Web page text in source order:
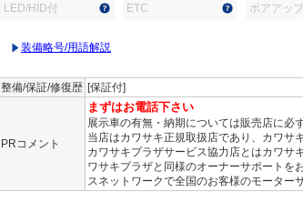
LED/HID付 ETC ボアアッ
装備略号/用語解説
整備/保証/修復歴 [保証付]
PRコメント
まずはお電話下さい
展示車の有無・納期については販売店に必
当店はカワサキ正規取扱店であり、カワサ
カワサキプラザサービス協力店とはカワサ
ワサキプラザと同様のオーナーサポートを
スネットワークで全国のお客様のモーター